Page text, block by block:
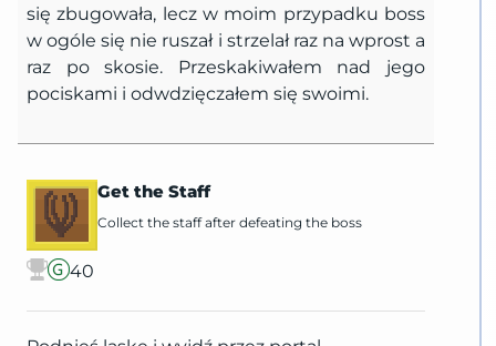
się zbugowała, lecz w moim przypadku boss
w ogóle się nie ruszał i strzelał raz na wprost a
raz po skosie. Przeskakiwałem nad jego
pociskami i odwdzięczałem się swoimi.
40
Get the Staff
Collect the staff after defeating the boss